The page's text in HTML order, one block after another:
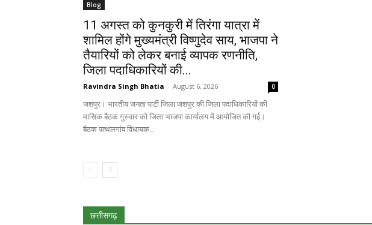
Blog
11 अगस्त को कुनकुरी में तिरंगा यात्रा में
शामिल होंगे मुख्यमंत्री विष्णुदेव साय, भाजपा ने
तैयारियों को लेकर बनाई व्यापक रणनीति,
जिला पदाधिकारियों की...
Ravindra Singh Bhatia - August 6, 2026 0
जशपुर। भारतीय जनता पार्टी जिला जशपुर की जिला पदाधिकारियों की
मासिक बैठक गुरुवार को जिला भाजपा कार्यालय में आयोजित की गई।
बैठक पत्थलगांव विधायक...
छत्तीसगढ़